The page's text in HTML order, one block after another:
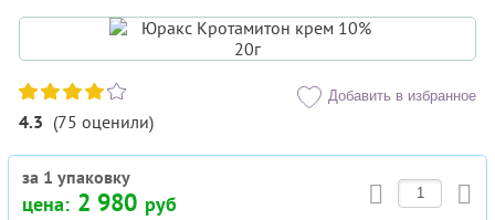
4.3 (75 оценили)
Добавить в избранное
за 1 упаковку
цена: 2 980 руб